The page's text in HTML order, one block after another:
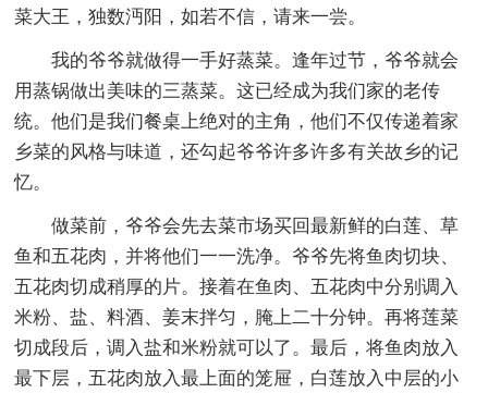
菜大王，独数沔阳，如若不信，请来一尝。
我的爷爷就做得一手好蒸菜。逢年过节，爷爷就会
用蒸锅做出美味的三蒸菜。这已经成为我们家的老传
统。他们是我们餐桌上绝对的主角，他们不仅传递着家
乡菜的风格与味道，还勾起爷爷许多许多有关故乡的记
忆。
做菜前，爷爷会先去菜市场买回最新鲜的白莲、草
鱼和五花肉，并将他们一一洗净。爷爷先将鱼肉切块、
五花肉切成稍厚的片。接着在鱼肉、五花肉中分别调入
米粉、盐、料酒、姜末拌匀，腌上二十分钟。再将莲菜
切成段后，调入盐和米粉就可以了。最后，将鱼肉放入
最下层，五花肉放入最上面的笼屉，白莲放入中层的小